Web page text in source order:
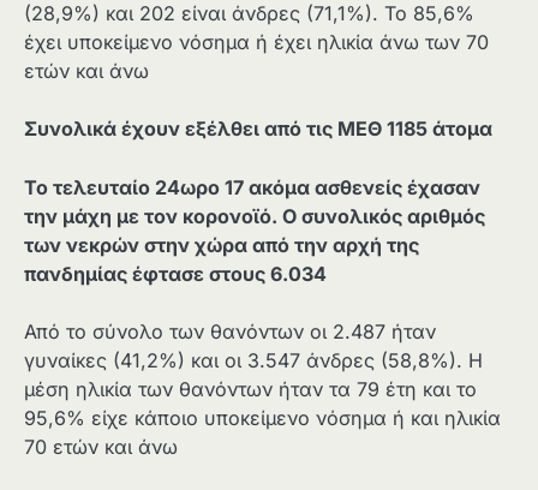
(28,9%) και 202 είναι άνδρες (71,1%). Το 85,6%
έχει υποκείμενο νόσημα ή έχει ηλικία άνω των 70
ετών και άνω
Συνολικά έχουν εξέλθει από τις ΜΕΘ 1185 άτομα
Το τελευταίο 24ωρο 17 ακόμα ασθενείς έχασαν
την μάχη με τον κορονοϊό. Ο συνολικός αριθμός
των νεκρών στην χώρα από την αρχή της
πανδημίας έφτασε στους 6.034
Από το σύνολο των θανόντων οι 2.487 ήταν
γυναίκες (41,2%) και οι 3.547 άνδρες (58,8%). Η
μέση ηλικία των θανόντων ήταν τα 79 έτη και το
95,6% είχε κάποιο υποκείμενο νόσημα ή και ηλικία
70 ετών και άνω